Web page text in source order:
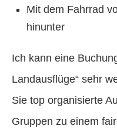
Mit dem Fahrrad
hinunter
Ich kann eine
Landausflüge“ sehr
Sie top organisierte
Gruppen zu einem